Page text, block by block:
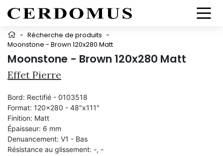
- Récherche de produits -
Moonstone - Brown 120x280 Matt
Moonstone - Brown 120x280 Matt
Effet Pierre
Bord: Rectifié - 0103518
Format: 120x280 - 48"x111"
Finition: Matt
Épaisseur: 6 mm
Denuancement: V1 - Bas
Résistance au glissement: -, -